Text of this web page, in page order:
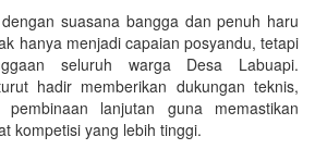
suasana bangga dan penuh haru
hanya menjadi capaian posyandu, tetapi
seluruh warga Desa Labuapi.
hadir memberikan dukungan teknis,
pembinaan lanjutan guna memastikan
kompetisi yang lebih tinggi.